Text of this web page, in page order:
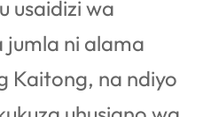
usaidizi wa
jumla ni alama
Kaitong, na ndiyo